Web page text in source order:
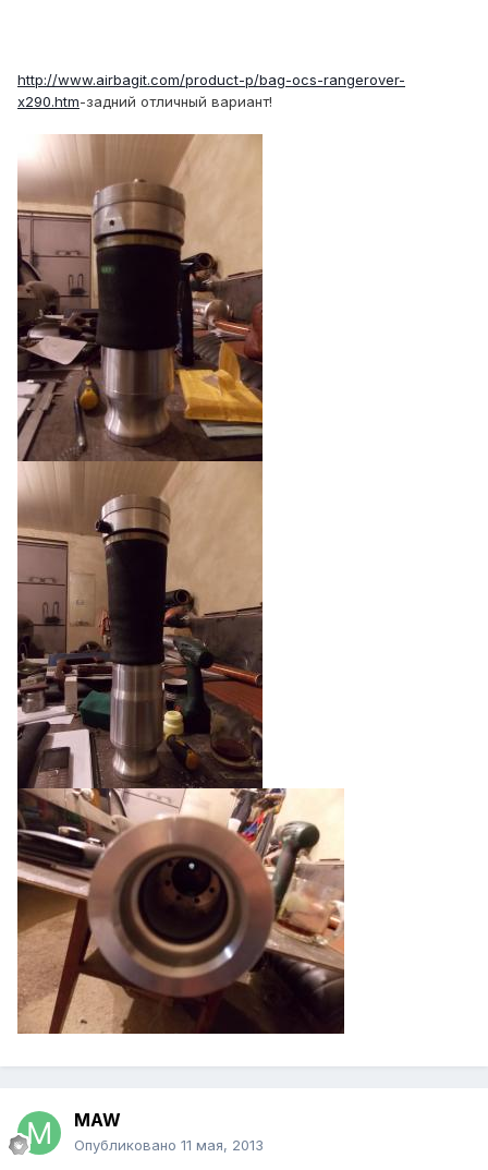
http://www.airbagit.com/product-p/bag-ocs-rangerover-
x290.htm-задний отличный вариант!
MAW
Опубликовано 11 мая, 2013